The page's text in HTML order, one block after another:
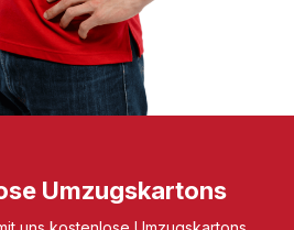
Umzugskartons